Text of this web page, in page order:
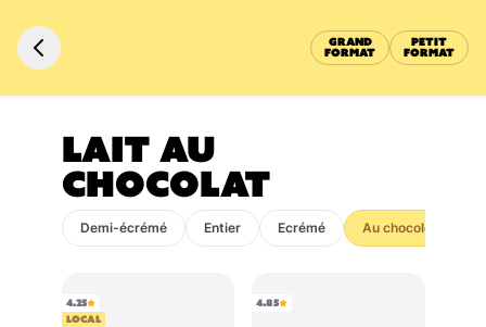
GRAND
FORMAT
PETIT
FORMAT
LAIT AU
CHOCOLAT
Demi-écrémé Entier Ecrémé Au chocolat
4.25
LOCAL
4.85